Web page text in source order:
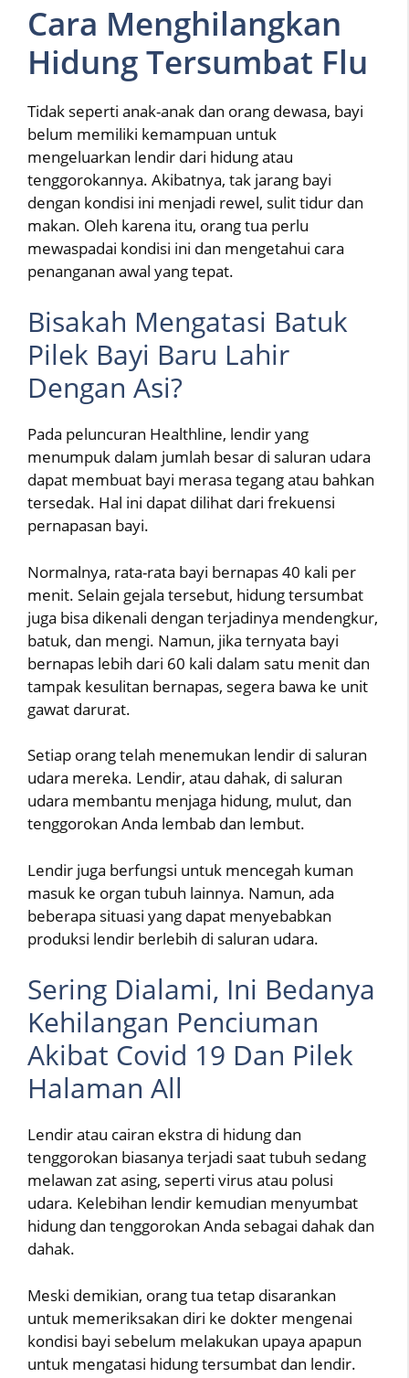
Cara Menghilangkan
Hidung Tersumbat Flu
Tidak seperti anak-anak dan orang dewasa, bayi
belum memiliki kemampuan untuk
mengeluarkan lendir dari hidung atau
tenggorokannya. Akibatnya, tak jarang bayi
dengan kondisi ini menjadi rewel, sulit tidur dan
makan. Oleh karena itu, orang tua perlu
mewaspadai kondisi ini dan mengetahui cara
penanganan awal yang tepat.
Bisakah Mengatasi Batuk
Pilek Bayi Baru Lahir
Dengan Asi?
Pada peluncuran Healthline, lendir yang
menumpuk dalam jumlah besar di saluran udara
dapat membuat bayi merasa tegang atau bahkan
tersedak. Hal ini dapat dilihat dari frekuensi
pernapasan bayi.
Normalnya, rata-rata bayi bernapas 40 kali per
menit. Selain gejala tersebut, hidung tersumbat
juga bisa dikenali dengan terjadinya mendengkur,
batuk, dan mengi. Namun, jika ternyata bayi
bernapas lebih dari 60 kali dalam satu menit dan
tampak kesulitan bernapas, segera bawa ke unit
gawat darurat.
Setiap orang telah menemukan lendir di saluran
udara mereka. Lendir, atau dahak, di saluran
udara membantu menjaga hidung, mulut, dan
tenggorokan Anda lembab dan lembut.
Lendir juga berfungsi untuk mencegah kuman
masuk ke organ tubuh lainnya. Namun, ada
beberapa situasi yang dapat menyebabkan
produksi lendir berlebih di saluran udara.
Sering Dialami, Ini Bedanya
Kehilangan Penciuman
Akibat Covid 19 Dan Pilek
Halaman All
Lendir atau cairan ekstra di hidung dan
tenggorokan biasanya terjadi saat tubuh sedang
melawan zat asing, seperti virus atau polusi
udara. Kelebihan lendir kemudian menyumbat
hidung dan tenggorokan Anda sebagai dahak dan
dahak.
Meski demikian, orang tua tetap disarankan
untuk memeriksakan diri ke dokter mengenai
kondisi bayi sebelum melakukan upaya apapun
untuk mengatasi hidung tersumbat dan lendir.